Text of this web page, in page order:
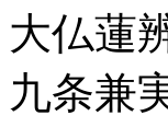
大仏蓮
九条兼